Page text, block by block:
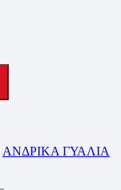
ΑΝΔΡΙΚΑ ΓΥΑΛΙΑ